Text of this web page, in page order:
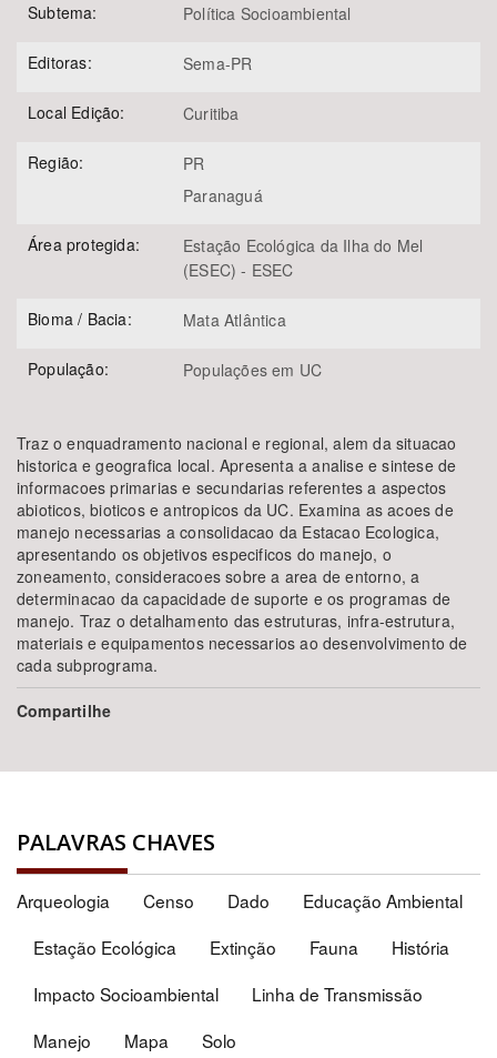
Subtema: Política Socioambiental
Editoras: Sema-PR
Local Edição: Curitiba
Região:
PR
Paranaguá
Área protegida:
Estação Ecológica da Ilha do Mel
(ESEC) - ESEC
Bioma / Bacia: Mata Atlântica
População: Populações em UC
Traz o enquadramento nacional e regional, alem da situacao
historica e geografica local. Apresenta a analise e sintese de
informacoes primarias e secundarias referentes a aspectos
abioticos, bioticos e antropicos da UC. Examina as acoes de
manejo necessarias a consolidacao da Estacao Ecologica,
apresentando os objetivos especificos do manejo, o
zoneamento, consideracoes sobre a area de entorno, a
determinacao da capacidade de suporte e os programas de
manejo. Traz o detalhamento das estruturas, infra-estrutura,
materiais e equipamentos necessarios ao desenvolvimento de
cada subprograma.
Compartilhe
PALAVRAS CHAVES
Arqueologia Censo Dado
Educação Ambiental
Estação Ecológica
Extinção Fauna
História
Impacto Socioambiental
Linha de Transmissão
Manejo
Mapa Solo